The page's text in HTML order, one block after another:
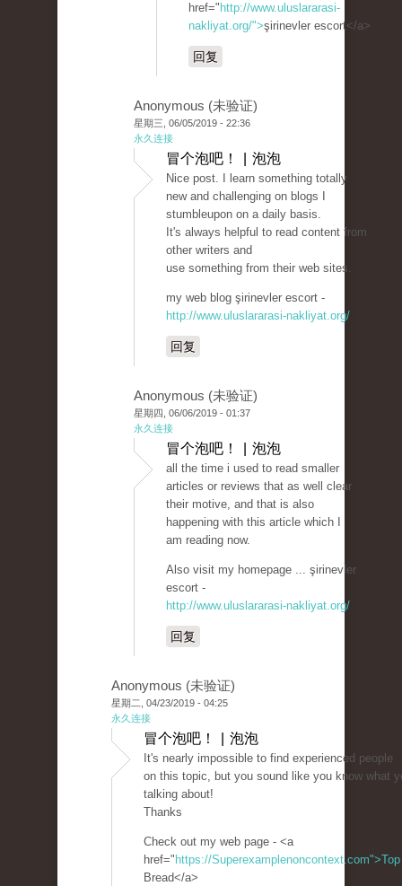
href=" http://www.uluslararasi-
nakliyat.org/">şirinevler escort</a>
回复
Anonymous (未验证)
星期三, 06/05/2019 - 22:36
永久连接
冒个泡吧！ | 泡泡
Nice post. I learn something totally
new and challenging on blogs I
stumbleupon on a daily basis.
It's always helpful to read content from
other writers and
use something from their web sites.
my web blog şirinevler escort -
http://www.uluslararasi-nakliyat.org/
回复
Anonymous (未验证)
星期四, 06/06/2019 - 01:37
永久连接
冒个泡吧！ | 泡泡
all the time i used to read smaller
articles or reviews that as well clear
their motive, and that is also
happening with this article which I
am reading now.
Also visit my homepage ... şirinevler
escort -
http://www.uluslararasi-nakliyat.org/
回复
Anonymous (未验证)
星期二, 04/23/2019 - 04:25
永久连接
冒个泡吧！ | 泡泡
It's nearly impossible to find experienced people
on this topic, but you sound like you know what
talking about!
Thanks
Check out my web page - <a
href=" https://Superexamplenoncontext.com">Top
Bread</a>